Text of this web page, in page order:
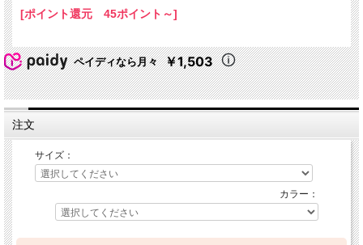
[ポイント還元 45ポイント～]
ペイディなら月々 ￥1,503
注文
サイズ：
カラー：